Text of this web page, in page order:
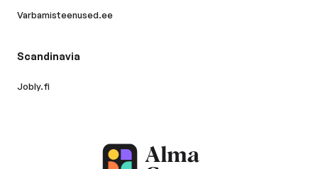
Varbamisteenused.ee
Scandinavia
Jobly.fi